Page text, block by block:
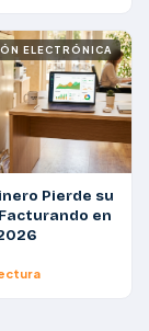
ELECTRÓNICA
Pierde su
en